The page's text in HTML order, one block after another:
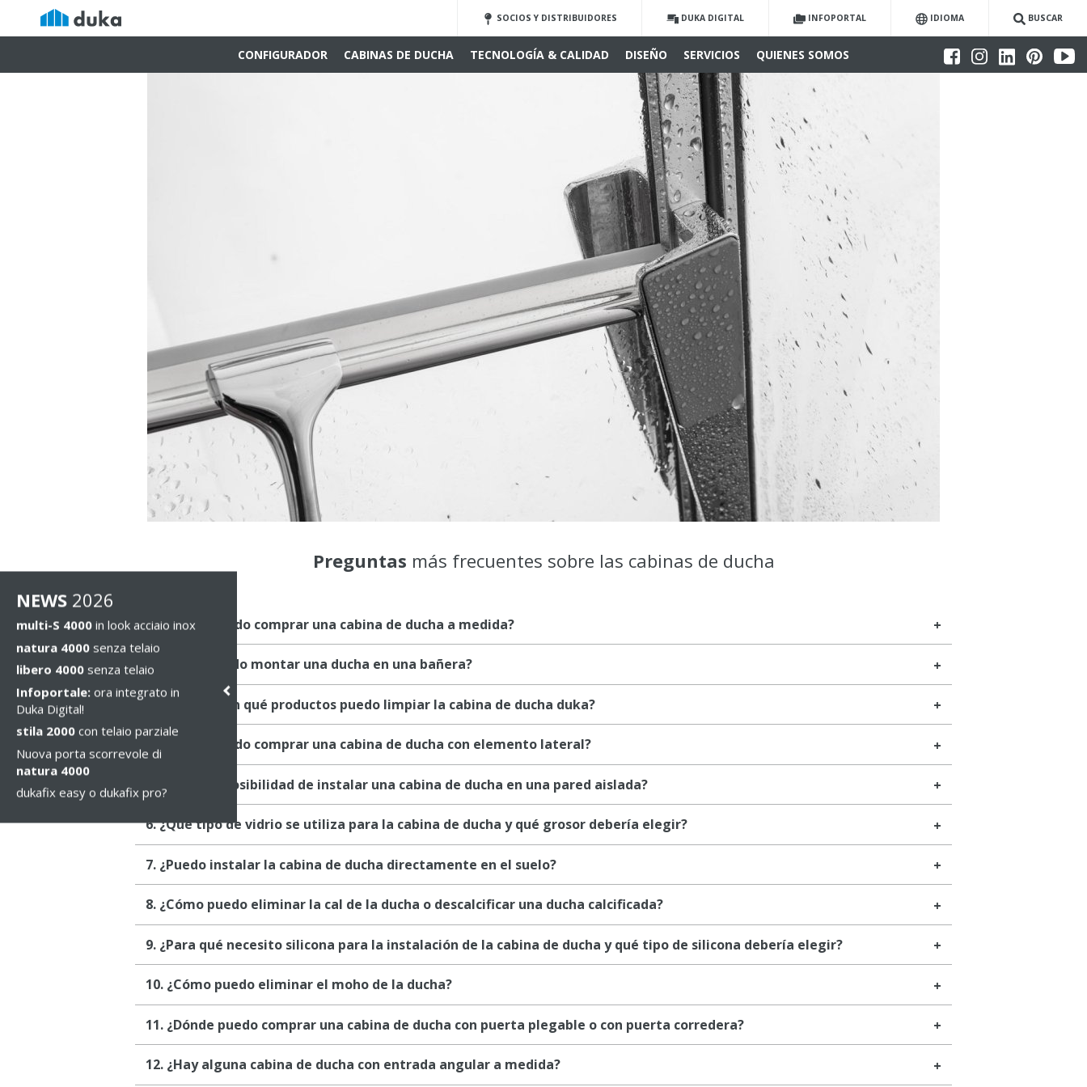
SOCIOS Y DISTRIBUIDORES DUKA DIGITAL INFOPORTAL IDIOMA BUSCAR
CONFIGURADOR CABINAS DE DUCHA TECNOLOGÍA & CALIDAD DISEÑO SERVICIOS QUIENES SOMOS
Preguntas más frecuentes sobre las cabinas de ducha
1. ¿Dónde puedo comprar una cabina de ducha a medida?
2. ¿Cómo puedo montar una ducha en una bañera?
3. ¿Cómo y con qué productos puedo limpiar la cabina de ducha duka?
4. ¿Dónde puedo comprar una cabina de ducha con elemento lateral?
5. ¿Existe la posibilidad de instalar una cabina de ducha en una pared aislada?
6. ¿Qué tipo de vidrio se utiliza para la cabina de ducha y qué grosor debería elegir?
7. ¿Puedo instalar la cabina de ducha directamente en el suelo?
8. ¿Cómo puedo eliminar la cal de la ducha o descalcificar una ducha calcificada?
9. ¿Para qué necesito silicona para la instalación de la cabina de ducha y qué tipo de silicona debería elegir?
10. ¿Cómo puedo eliminar el moho de la ducha?
11. ¿Dónde puedo comprar una cabina de ducha con puerta plegable o con puerta corredera?
12. ¿Hay alguna cabina de ducha con entrada angular a medida?
NEWS 2026
multi-S 4000 in look acciaio inox
natura 4000 senza telaio
libero 4000 senza telaio
Infoportale: ora integrato in
Duka Digital!
stila 2000 con telaio parziale
Nuova porta scorrevole di
natura 4000
dukafix easy o dukafix pro?